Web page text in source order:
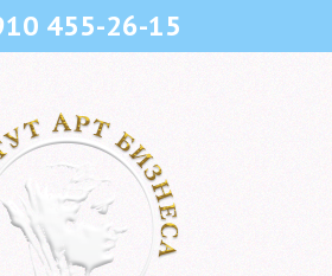
455-26-15